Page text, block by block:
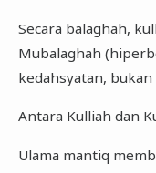
Secara balaghah,
Mubalaghah
kedahsyatan,
Antara Kulliah dan
Ulama mantiq